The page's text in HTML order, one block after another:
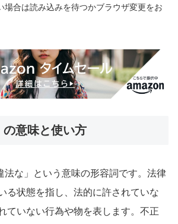
合は読み込みを待つかブラウザ変更をお
の意味と使い方
法な」という意味の形容詞です。法律
る状態を指し、法的に許されていな
ていない行為や物を表します。不正